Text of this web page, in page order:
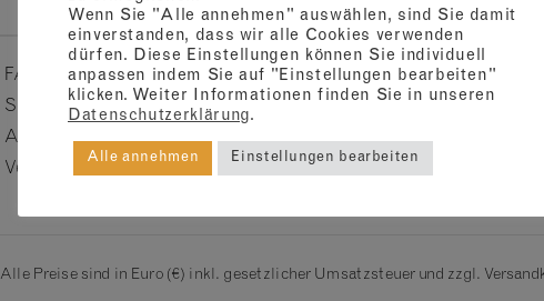
FAQs und Kontakt
Shop
Anmelden / Mein Konto
Versandarten
MilbenkäseManufaktur
Arche des Geschmacks
Blog
Alle Preise sind in Euro (€) inkl. gesetzlicher Umsatzsteuer und zzgl.
Wenn Sie "Alle annehmen" auswählen, sind Sie damit
einverstanden, dass wir alle Cookies verwenden
dürfen. Diese Einstellungen können Sie individuell
anpassen indem Sie auf "Einstellungen bearbeiten"
klicken. Weiter Informationen finden Sie in unseren
Datenschutzerklärung.
Alle annehmen Einstellungen bearbeiten